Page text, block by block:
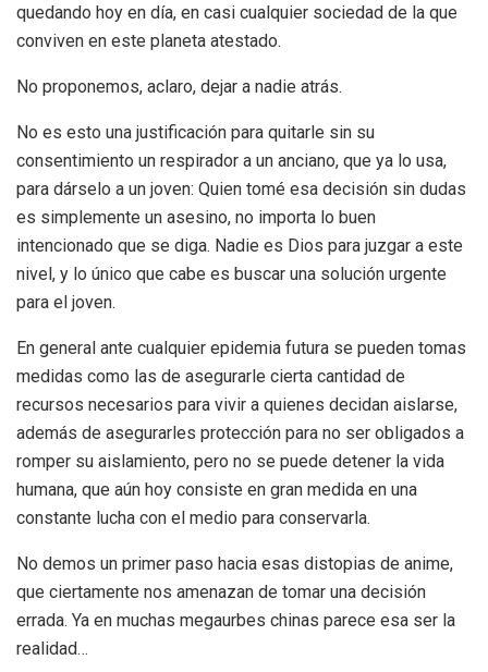
quedando hoy en día, en casi cualquier sociedad de la que
conviven en este planeta atestado.
No proponemos, aclaro, dejar a nadie atrás.
No es esto una justificación para quitarle sin su
consentimiento un respirador a un anciano, que ya lo usa,
para dárselo a un joven: Quien tomé esa decisión sin dudas
es simplemente un asesino, no importa lo buen
intencionado que se diga. Nadie es Dios para juzgar a este
nivel, y lo único que cabe es buscar una solución urgente
para el joven.
En general ante cualquier epidemia futura se pueden tomas
medidas como las de asegurarle cierta cantidad de
recursos necesarios para vivir a quienes decidan aislarse,
además de asegurarles protección para no ser obligados a
romper su aislamiento, pero no se puede detener la vida
humana, que aún hoy consiste en gran medida en una
constante lucha con el medio para conservarla.
No demos un primer paso hacia esas distopias de anime,
que ciertamente nos amenazan de tomar una decisión
errada. Ya en muchas megaurbes chinas parece esa ser la
realidad…